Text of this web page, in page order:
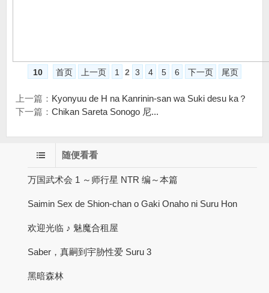
10 首页 上一页 1 2 3 4 5 6 下一页 尾页
上一篇： Kyonyuu de H na Kanrinin-san wa Suki desu ka？
下一篇： Chikan Sareta Sonogo 尼...
随便看看
万国武术会 1 ～师行星 NTR 编～本篇
Saimin Sex de Shion-chan o Gaki Onaho ni Suru Hon
欢迎光临 ♪ 魅魔合租屋
Saber，真嗣到宇胁性爱 Suru 3
黑暗森林